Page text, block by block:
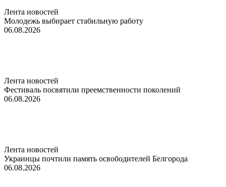
Лента новостей
Молодежь выбирает стабильную работу
06.08.2026
Лента новостей
Фестиваль посвятили преемственности поколений
06.08.2026
Лента новостей
Украинцы почтили память освободителей Белгорода
06.08.2026